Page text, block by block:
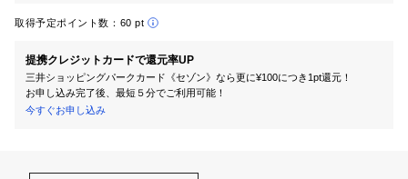
取得予定ポイント数： 60 pt
提携クレジットカードで還元率UP
三井ショッピングパークカード《セゾン》なら更に¥100につき1pt還元！
お申し込み完了後、最短５分でご利用可能！
今すぐお申し込み